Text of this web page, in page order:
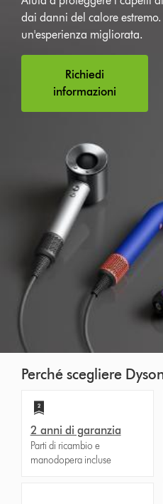
dai danni del calore
un'esperienza migliorata.
Richiedi
informazioni
Perché scegliere
2 anni di garanzia
Parti di ricambio e
manodopera incluse